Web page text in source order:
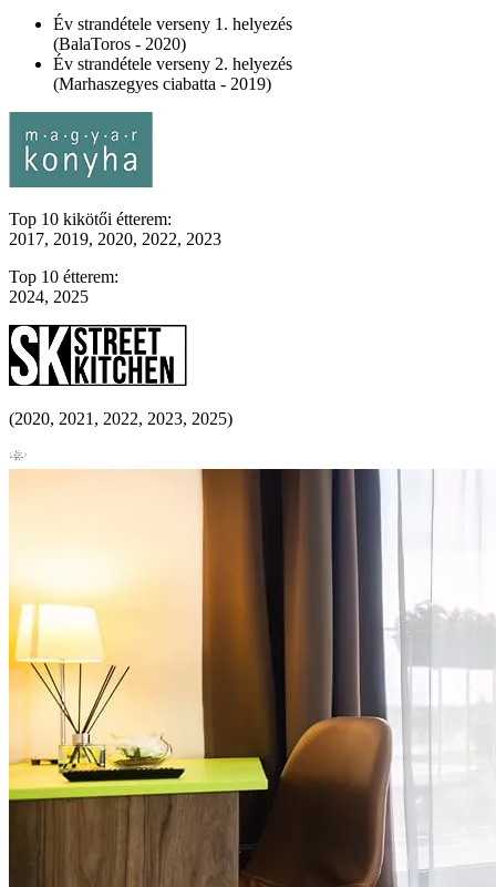
Év strandétele verseny 1. helyezés
(BalaToros - 2020)
Év strandétele verseny 2. helyezés
(Marhaszegyes ciabatta - 2019)
Top 10 kikötői étterem:
2017, 2019, 2020, 2022, 2023
Top 10 étterem:
2024, 2025
(2020, 2021, 2022, 2023, 2025)